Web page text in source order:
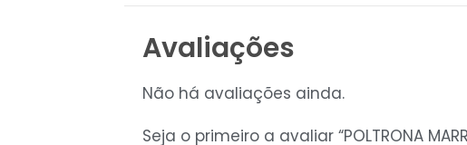
Avaliações
Não há avaliações ainda.
Seja o primeiro a avaliar “POLTRONA